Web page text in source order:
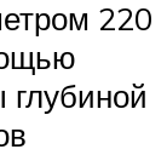
220